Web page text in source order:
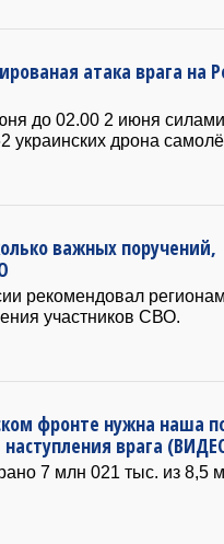
атака врага на
до 02.00 2 июня
украинских дрона
важных поручений,
рекомендовал
участников СВО.
фронте нужна наша
врага
7 млн 021 тыс. из 8,5